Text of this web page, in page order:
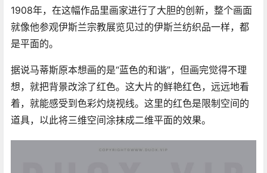
1908年，在这幅作品里画家进行了大胆的创新，整个画面
就像他参观伊斯兰宗教展览见过的伊斯兰纺织品一样，都
是平面的。
据说马蒂斯原本想画的是“蓝色的和谐”，但画完觉得不理
想，就把背景改涂了红色。这大片的鲜艳红色，远远地看
着，就能感受到色彩灼烧视线。这里的红色是限制空间的
道具，以此将三维空间涂抹成二维平面的效果。